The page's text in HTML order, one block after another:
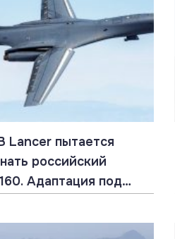
Lancer пытается
российский
Адаптация под